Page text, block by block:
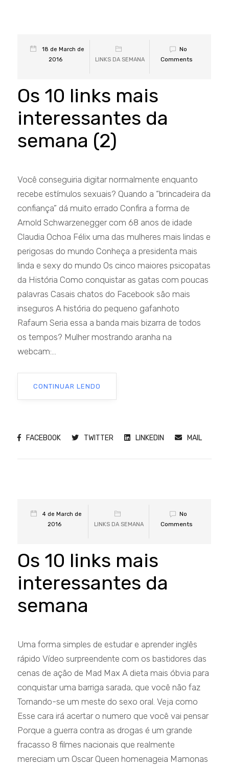
18 de March de
2016
LINKS DA SEMANA
No
Comments
Os 10 links mais
interessantes da
semana (2)
Você conseguiria digitar normalmente enquanto
recebe estímulos sexuais? Quando a “brincadeira da
confiança” dá muito errado Confira a forma de
Arnold Schwarzenegger com 68 anos de idade
Claudia Ochoa Félix uma das mulheres mais lindas e
perigosas do mundo Conheça a presidenta mais
linda e sexy do mundo Os cinco maiores psicopatas
da História Como conquistar as gatas com poucas
palavras Casais chatos do Facebook são mais
inseguros A história do pequeno gafanhoto
Rafaum Seria essa a banda mais bizarra de todos
os tempos? Mulher mostrando aranha na
webcam:...
CONTINUAR LENDO
FACEBOOK TWITTER LINKEDIN MAIL
4 de March de
2016
LINKS DA SEMANA
No
Comments
Os 10 links mais
interessantes da
semana
Uma forma simples de estudar e aprender inglês
rápido Vídeo surpreendente com os bastidores das
cenas de ação de Mad Max A dieta mais óbvia para
conquistar uma barriga sarada, que você não faz
Tornando-se um meste do sexo oral. Veja como
Esse cara irá acertar o numero que você vai pensar
Porque a guerra contra as drogas é um grande
fracasso 8 filmes nacionais que realmente
mereciam um Oscar Queen homenageia Mamonas